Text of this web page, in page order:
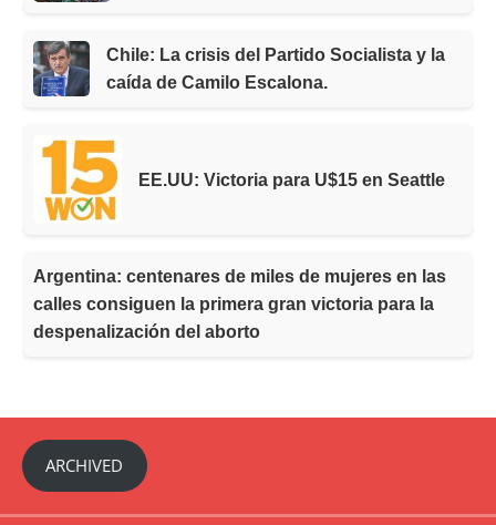
Chile: La crisis del Partido Socialista y la
caída de Camilo Escalona.
EE.UU: Victoria para U$15 en Seattle
Argentina: centenares de miles de mujeres en las
calles consiguen la primera gran victoria para la
despenalización del aborto
ARCHIVED